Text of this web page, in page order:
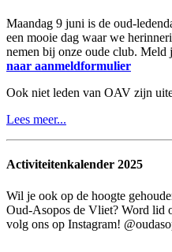
Maandag 9 juni is de oud-
een mooie dag waar we
nemen bij onze oude club. Meld
naar aanmeldformulier
Ook niet leden van OAV zijn
Lees meer...
Activiteitenkalender 2025
Wil je ook op de hoogte
Oud-Asopos de Vliet? Word lid
volg ons op Instagram!